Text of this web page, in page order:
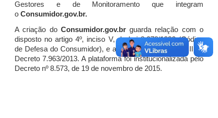
Gestores e de Monitoramento que integram
o Consumidor.gov.br.
A criação do Consumidor.gov.brguarda relação com o
disposto no artigo 4º, inciso V, da Lei 8.078/1990 (Código
de Defesa do Consumidor), e artigo 7º, incisos I, II e III do
Decreto 7.963/2013. A plataforma foi institucionalizada pelo
Decreto nº 8.573, de 19 de novembro de 2015.